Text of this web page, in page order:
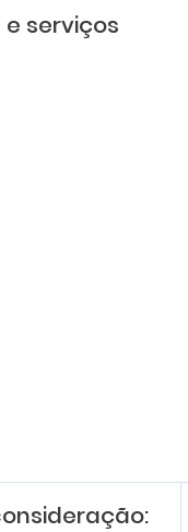
serviços